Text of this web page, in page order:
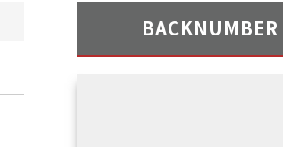
BACKNUMBER